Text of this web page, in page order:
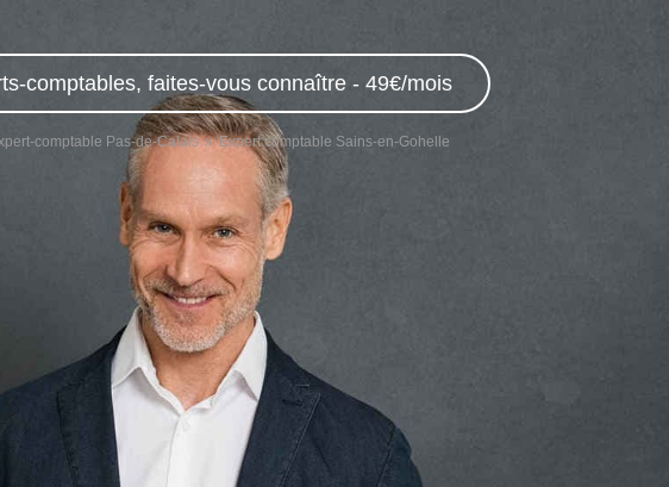
comptables, faites-vous connaître - 49€/mois
comptable Pas-de-Calais Expert comptable Sains-en-Gohelle